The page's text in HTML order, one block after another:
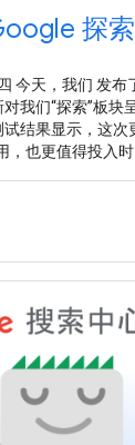
探
今天，我们 发布
我们“探索”板块
结果显示，这次
，也更值得投入
无论网站在多个